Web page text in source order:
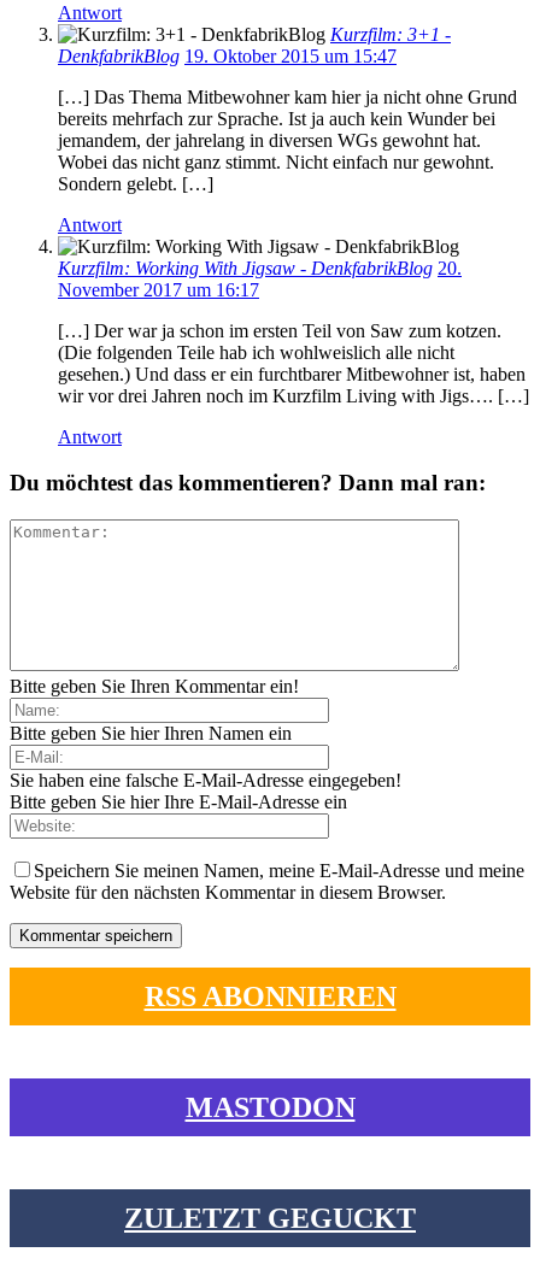
Antwort
Kurzfilm: 3+1 -
DenkfabrikBlog 19. Oktober 2015 um 15:47
[…] Das Thema Mitbewohner kam hier ja nicht ohne Grund
bereits mehrfach zur Sprache. Ist ja auch kein Wunder bei
jemandem, der jahrelang in diversen WGs gewohnt hat.
Wobei das nicht ganz stimmt. Nicht einfach nur gewohnt.
Sondern gelebt. […]
Antwort
Kurzfilm: Working With Jigsaw - DenkfabrikBlog 20.
November 2017 um 16:17
[…] Der war ja schon im ersten Teil von Saw zum kotzen.
(Die folgenden Teile hab ich wohlweislich alle nicht
gesehen.) Und dass er ein furchtbarer Mitbewohner ist, haben
wir vor drei Jahren noch im Kurzfilm Living with Jigs…. […]
Antwort
Du möchtest das kommentieren? Dann mal ran:
Bitte geben Sie Ihren Kommentar ein!
Bitte geben Sie hier Ihren Namen ein
Sie haben eine falsche E-Mail-Adresse eingegeben!
Bitte geben Sie hier Ihre E-Mail-Adresse ein
Speichern Sie meinen Namen, meine E-Mail-Adresse und meine
Website für den nächsten Kommentar in diesem Browser.
RSS ABONNIEREN
MASTODON
ZULETZT GEGUCKT